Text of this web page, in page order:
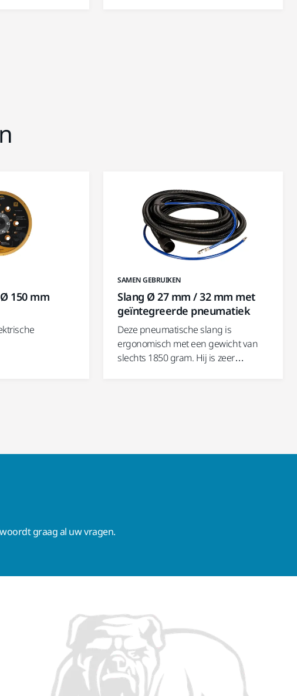
150 mm
SAMEN GEBRUIKEN
Slang Ø 27 mm / 32 mm met
geïntegreerde pneumatiek
Deze pneumatische slang is
ergonomisch met een gewicht van
slechts 1850 gram. Hij is zeer…
graag al uw vragen.